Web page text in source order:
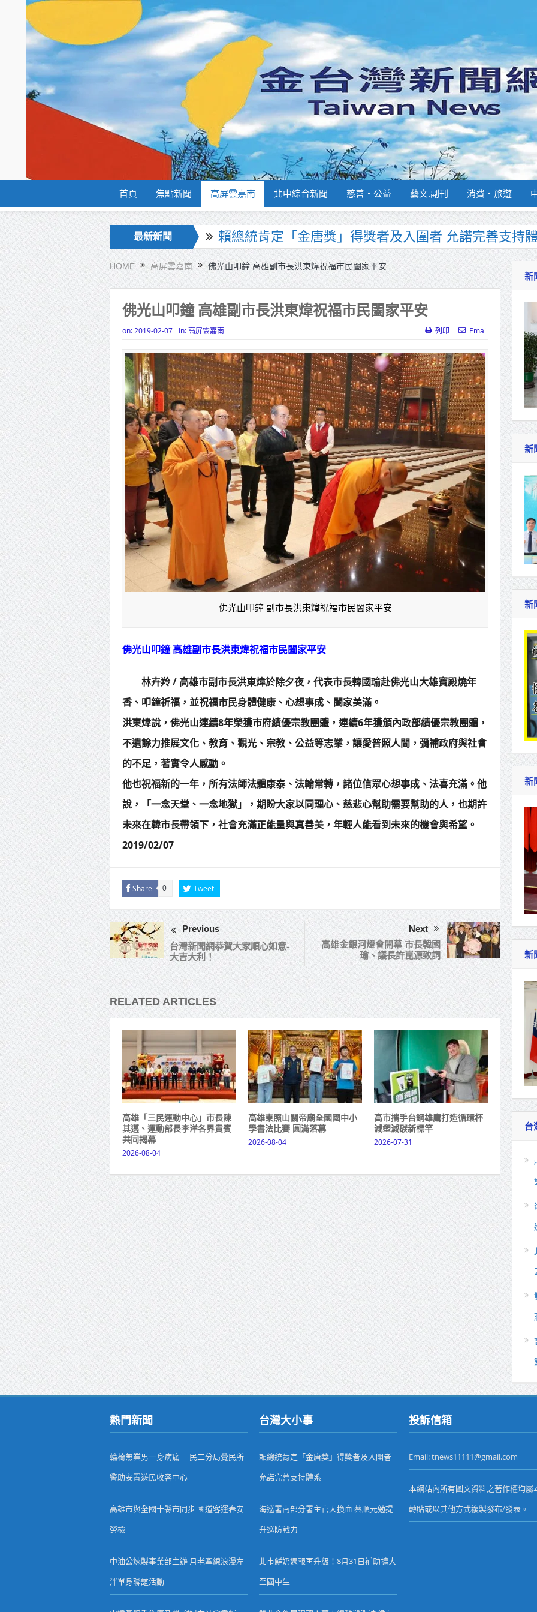
首頁 焦點新聞 高屏雲嘉南 北中綜合新聞 慈善‧公益 藝文.副刊 消費‧旅遊
最新新聞
海巡署南部分署主官大換血 蔡順元勉提升巡防戰力
北市鮮奶週報再升級！8月31日補助擴大至國中生
雙北合作里程碑！萬大線動態測試 侯友宜蔣萬安攜手
高齡健康產業博覽會8/7盛大登場 新北形象館亮相
打鐵厝北側產業園區產業設施公共動土創造千個就業
高雄「三民運動中心」市長陳其邁、運動部長李洋各
揭幕
高雄東照山關帝廟全國國中小學書法比賽 圓滿落幕
賴清德總統主持將官晉任 期勉精進不對稱戰力
蔣萬安再拋出「倒閣說」 喊推陳其邁組閣
賴總統肯定「金唐獎」得獎者及入圍者 允諾完善支持
HOME 高屏雲嘉南 佛光山叩鐘 高雄副市長洪東煒祝福市民闔家平安
佛光山叩鐘 高雄副市長洪東煒祝福市民闔家平安
on: 2019-02-07 In:高屏雲嘉南 列印 Email
佛光山叩鐘 副市長洪東煒祝福市民闔家平安
佛光山叩鐘 高雄副市長洪東煒祝福市民闔家平安
林卉羚 / 高雄市副市長洪東煒於除夕夜，代表市長韓國瑜赴佛光山大雄寶殿燒年
香、叩鐘祈福，並祝福市民身體健康、心想事成、闔家美滿。
洪東煒說，佛光山連續8年榮獲市府績優宗教團體，連續6年獲頒內政部績優宗教團體，
不遺餘力推展文化、教育、觀光、宗教、公益等志業，讓愛普照人間，彌補政府與社會
的不足，著實令人感動。
他也祝福新的一年，所有法師法體康泰、法輪常轉，諸位信眾心想事成、法喜充滿。他
說，「一念天堂、一念地獄」，期盼大家以同理心、慈悲心幫助需要幫助的人，也期許
未來在韓市長帶領下，社會充滿正能量與真善美，年輕人能看到未來的機會與希望。
2019/02/07
Share 0 Tweet
Previous
台灣新聞網恭賀大家順心如意-
大吉大利！
Next
高雄金銀河燈會開幕 市長韓國
瑜、議長許崑源致詞
RELATED ARTICLES
高雄「三民運動中心」市長陳
其邁、運動部長李洋各界貴賓
共同揭幕
2026-08-04
高雄東照山關帝廟全國國中小
學書法比賽 圓滿落幕
2026-08-04
高市攜手台鋼雄鷹打造循環杯
減塑減碳新標竿
2026-07-31
新
新
新
新
新
台
熱門新聞
輪椅無業男一身病痛 三民二分局覺民所
警助安置遊民收容中心
高雄市與全國十縣市同步 國道客運春安
勞檢
中油公煉製事業部主辦 月老牽線浪漫左
泮單身聯誼活動
台灣大小事
賴總統肯定「金唐獎」得獎者及入圍者
允諾完善支持體系
海巡署南部分署主官大換血 蔡順元勉提
升巡防戰力
北市鮮奶週報再升級！8月31日補助擴大
至國中生
投訴信箱
Email: tnews11111@gmail.com
本網站內所有圖文資料之著作權均
轉貼或以其他方式複製發布/發表。